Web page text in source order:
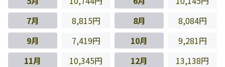
7月
8,815円 8月
8,084円
9月
7,419円 10月
9,281円
11月
10,345円 12月 13,138円